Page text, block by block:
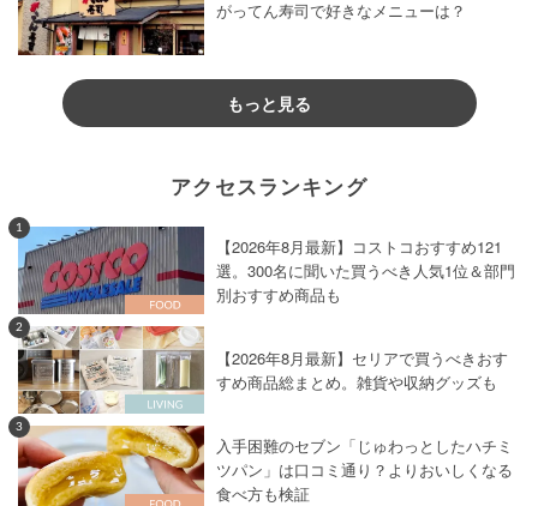
がってん寿司で好きなメニューは？
もっと見る
アクセスランキング
1
【2026年8月最新】コストコおすすめ121
選。300名に聞いた買うべき人気1位＆部門
別おすすめ商品も
2
【2026年8月最新】セリアで買うべきおす
すめ商品総まとめ。雑貨や収納グッズも
3
入手困難のセブン「じゅわっとしたハチミ
ツパン」は口コミ通り？よりおいしくなる
食べ方も検証